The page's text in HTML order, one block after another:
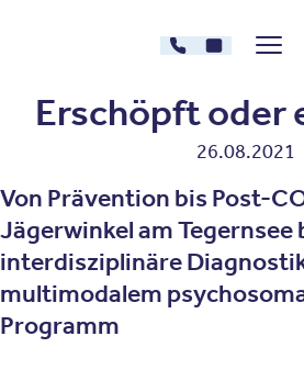
030 - 26478607
Kontakt
Erschöpft oder
26.08.2021
Von Prävention bis Post-
Jägerwinkel am Tegernsee
interdisziplinäre
multimodalem
Programm